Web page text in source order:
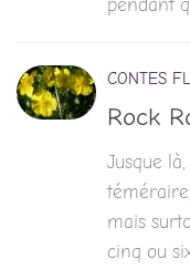
pendant
CONTES
Rock
Jusque
mais
cinq ou